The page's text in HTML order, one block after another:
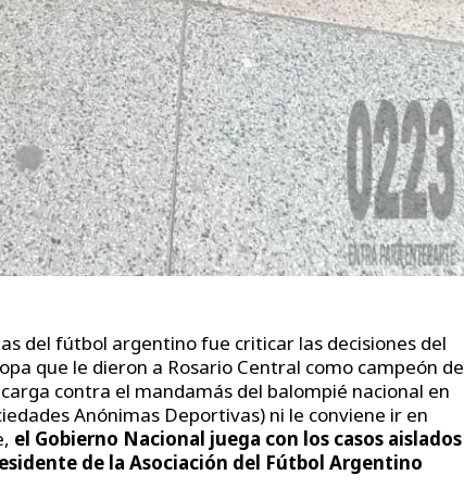
del fútbol argentino fue criticar las decisiones del
que le dieron a Rosario Central como campeón de
contra el mandamás del balompié nacional en
Anónimas Deportivas) ni le conviene ir en
el Gobierno Nacional juega con los casos aislados
de la Asociación del Fútbol Argentino